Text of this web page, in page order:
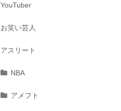
YouTuber
お笑い芸人
アスリート
NBA
アメフト